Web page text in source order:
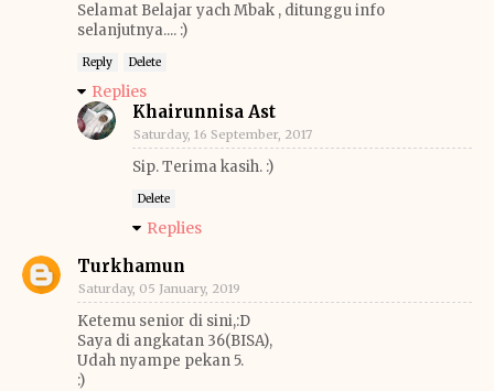
Selamat Belajar yach Mbak , ditunggu info
selanjutnya.... :)
Reply Delete
Replies
Khairunnisa Ast
Saturday, 16 September, 2017
Sip. Terima kasih. :)
Delete
Replies
Turkhamun
Saturday, 05 January, 2019
Ketemu senior di sini,:D
Saya di angkatan 36(BISA),
Udah nyampe pekan 5.
:)